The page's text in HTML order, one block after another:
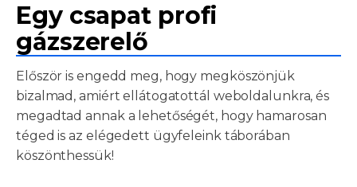
Egy csapat profi
gázszerelő
Először is engedd meg, hogy megköszönjük
bizalmad, amiért ellátogatottál weboldalunkra, és
megadtad annak a lehetőségét, hogy hamarosan
téged is az elégedett ügyfeleink táborában
köszönthessük!